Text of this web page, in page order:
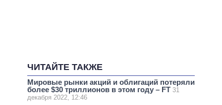
ЧИТАЙТЕ ТАКЖЕ
Мировые рынки акций и облигаций потеряли
более $30 триллионов в этом году – FT 31
декабря 2022, 12:46